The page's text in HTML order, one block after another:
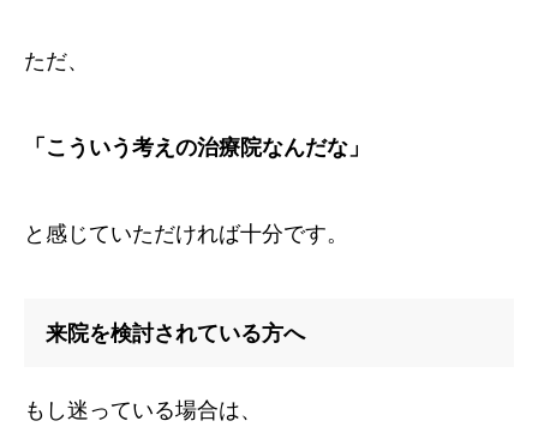
ただ、
「こういう考えの治療院なんだな」
と感じていただければ十分です。
来院を検討されている方へ
もし迷っている場合は、